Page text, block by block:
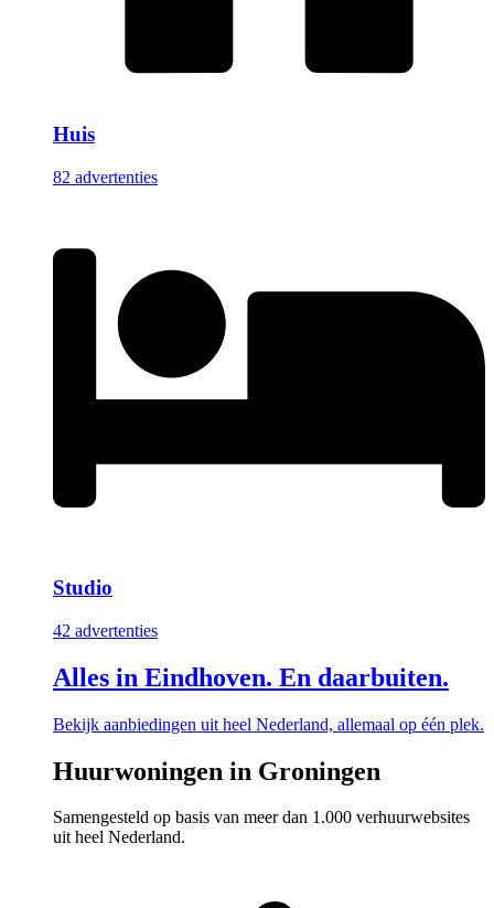
Huis
82 advertenties
Studio
42 advertenties
Alles in Eindhoven. En daarbuiten.
Bekijk aanbiedingen uit heel Nederland, allemaal op één plek.
Huurwoningen in Groningen
Samengesteld op basis van meer dan 1.000 verhuurwebsites
uit heel Nederland.